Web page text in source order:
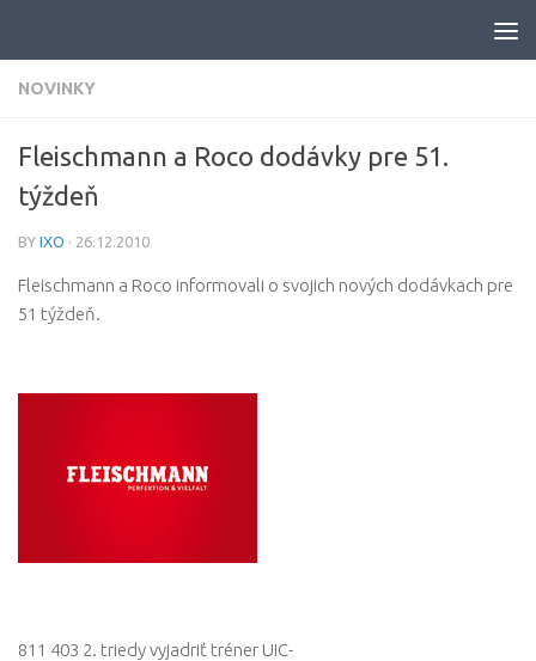
NOVINKY
Fleischmann a Roco dodávky pre 51.
týždeň
BY IXO · 26.12.2010
Fleischmann a Roco informovali o svojich nových dodávkach pre
51 týždeň.
811 403 2. triedy vyjadriť tréner UIC-